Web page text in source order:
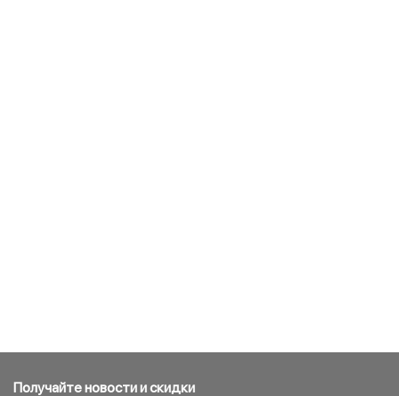
Получайте новости и скидки